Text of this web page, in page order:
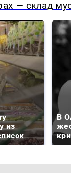
— склад
из
В